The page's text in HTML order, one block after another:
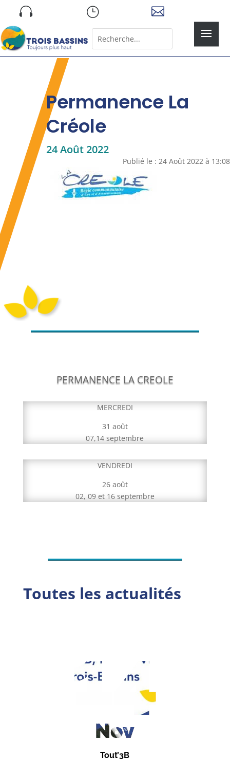
 } 
for...
Permanence La
Créole
24 Août 2022
Publié le : 24 Août 2022 à 13:08
PERMANENCE LA CREOLE
MERCREDI
31 août
07,14 septembre
VENDREDI
26 août
02, 09 et 16 septembre
Toutes les actualités
Tout’3B
14
Nov